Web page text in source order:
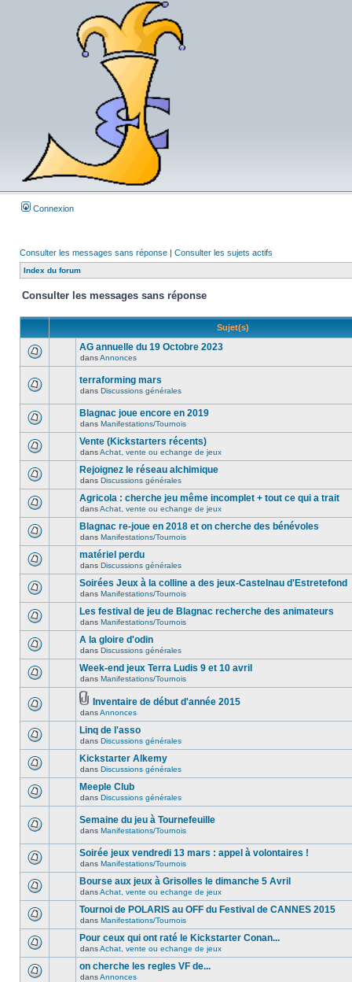
Connexion
Consulter les messages sans réponse | Consulter les sujets actifs
Index du forum
Consulter les messages sans réponse
Sujet(s)
AG annuelle du 19 Octobre 2023
dansAnnonces
terraforming mars
dans Discussions générales
Blagnac joue encore en 2019
dans Manifestations/Tournois
Vente (Kickstarters récents)
dansAchat, vente ou echange de jeux
Rejoignez le réseau alchimique
dans Discussions générales
Agricola : cherche jeu même incomplet + tout ce qui a trait
dansAchat, vente ou echange de jeux
Blagnac re-joue en 2018 et on cherche des bénévoles
dans Manifestations/Tournois
matériel perdu
dans Discussions générales
Soirées Jeux à la colline a des jeux-Castelnau d'Estretefond
dans Manifestations/Tournois
Les festival de jeu de Blagnac recherche des animateurs
dans Manifestations/Tournois
A la gloire d'odin
dans Discussions générales
Week-end jeux Terra Ludis 9 et 10 avril
dans Manifestations/Tournois
Inventaire de début d'année 2015
dansAnnonces
Linq de l'asso
dans Discussions générales
Kickstarter Alkemy
dans Discussions générales
Meeple Club
dans Discussions générales
Semaine du jeu à Tournefeuille
dans Manifestations/Tournois
Soirée jeux vendredi 13 mars : appel à volontaires !
dans Manifestations/Tournois
Bourse aux jeux à Grisolles le dimanche 5 Avril
dansAchat, vente ou echange de jeux
Tournoi de POLARIS au OFF du Festival de CANNES 2015
dans Manifestations/Tournois
Pour ceux qui ont raté le Kickstarter Conan...
dansAchat, vente ou echange de jeux
on cherche les regles VF de...
dansAnnonces